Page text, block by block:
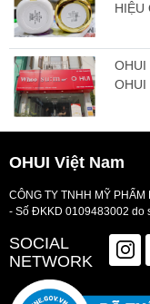
HIỆU
OHUI
OHUI
OHUI Việt Nam
CÔNG TY TNHH MỸ PHẨM
- Số ĐKKD 0109483002 do
SOCIAL
NETWORK